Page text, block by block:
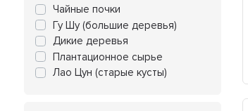
Заваривается в "нефть"
Осенняя листва и подлесок
Древесность и землистые
оттенки
Терпкость, дубильность
Маслянистость
Чайные почки
Гу Шу (большие деревья)
Дикие деревья
Плантационное сырье
Лао Цун (старые кусты)